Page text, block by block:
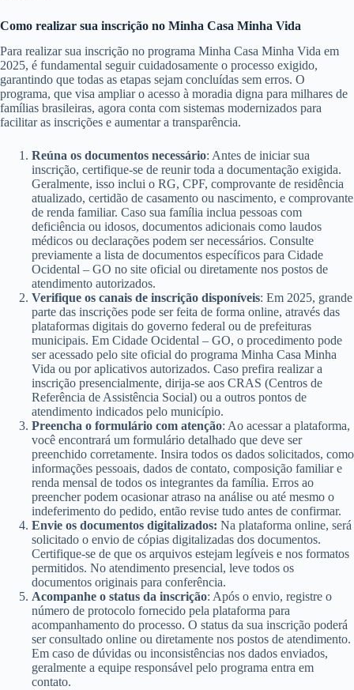
Como realizar sua inscrição no Minha Casa Minha Vida
Para realizar sua inscrição no programa Minha Casa Minha Vida em
2025, é fundamental seguir cuidadosamente o processo exigido,
garantindo que todas as etapas sejam concluídas sem erros. O
programa, que visa ampliar o acesso à moradia digna para milhares de
famílias brasileiras, agora conta com sistemas modernizados para
facilitar as inscrições e aumentar a transparência.
Reúna os documentos necessário: Antes de iniciar sua
inscrição, certifique-se de reunir toda a documentação exigida.
Geralmente, isso inclui o RG, CPF, comprovante de residência
atualizado, certidão de casamento ou nascimento, e comprovante
de renda familiar. Caso sua família inclua pessoas com
deficiência ou idosos, documentos adicionais como laudos
médicos ou declarações podem ser necessários. Consulte
previamente a lista de documentos específicos para Cidade
Ocidental – GO no site oficial ou diretamente nos postos de
atendimento autorizados.
Verifique os canais de inscrição disponíveis: Em 2025, grande
parte das inscrições pode ser feita de forma online, através das
plataformas digitais do governo federal ou de prefeituras
municipais. Em Cidade Ocidental – GO, o procedimento pode
ser acessado pelo site oficial do programa Minha Casa Minha
Vida ou por aplicativos autorizados. Caso prefira realizar a
inscrição presencialmente, dirija-se aos CRAS (Centros de
Referência de Assistência Social) ou a outros pontos de
atendimento indicados pelo município.
Preencha o formulário com atenção: Ao acessar a plataforma,
você encontrará um formulário detalhado que deve ser
preenchido corretamente. Insira todos os dados solicitados, como
informações pessoais, dados de contato, composição familiar e
renda mensal de todos os integrantes da família. Erros ao
preencher podem ocasionar atraso na análise ou até mesmo o
indeferimento do pedido, então revise tudo antes de confirmar.
Envie os documentos digitalizados: Na plataforma online, será
solicitado o envio de cópias digitalizadas dos documentos.
Certifique-se de que os arquivos estejam legíveis e nos formatos
permitidos. No atendimento presencial, leve todos os
documentos originais para conferência.
Acompanhe o status da inscrição: Após o envio, registre o
número de protocolo fornecido pela plataforma para
acompanhamento do processo. O status da sua inscrição poderá
ser consultado online ou diretamente nos postos de atendimento.
Em caso de dúvidas ou inconsistências nos dados enviados,
geralmente a equipe responsável pelo programa entra em
contato.